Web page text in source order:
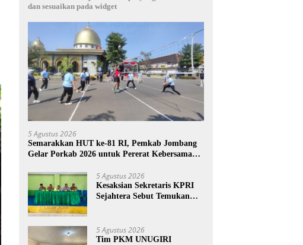
dan sesuaikan pada widget
5 Agustus 2026
Semarakkan HUT ke-81 RI, Pemkab Jombang
Gelar Porkab 2026 untuk Pererat Kebersamaan
5 Agustus 2026
Kesaksian Sekretaris KPRI
Sejahtera Sebut Temukan
5 Agustus 2026
Tim PKM UNUGIRI